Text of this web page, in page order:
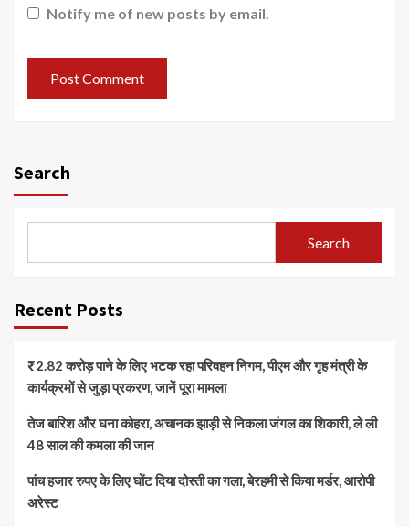
Notify me of new posts by email.
Search
Search
Recent Posts
₹2.82 करोड़ पाने के लिए भटक रहा परिवहन निगम, पीएम और गृह मंत्री के
कार्यक्रमों से जुड़ा प्रकरण, जानें पूरा मामला
तेज बारिश और घना कोहरा, अचानक झाड़ी से निकला जंगल का शिकारी, ले ली
48 साल की कमला की जान
पांच हजार रुपए के लिए घोंट दिया दोस्ती का गला, बेरहमी से किया मर्डर, आरोपी
अरेस्ट